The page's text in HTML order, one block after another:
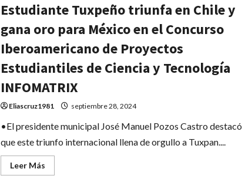
Estudiante Tuxpeño triunfa en Chile y
gana oro para México en el Concurso
Iberoamericano de Proyectos
Estudiantiles de Ciencia y Tecnología
INFOMATRIX
Eliascruz1981 septiembre 28, 2024
•El presidente municipal José Manuel Pozos Castro destacó
que este triunfo internacional llena de orgullo a Tuxpan....
Leer MásLeer
más